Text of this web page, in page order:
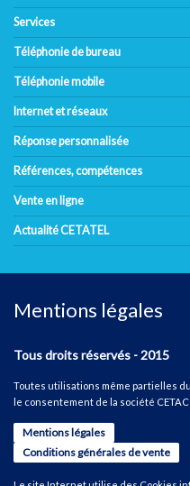
Services
Téléphonie de bureau
Téléphonie mobile
Internet et réseaux
Réponse personnalisée
Références, compétences
Vente en ligne
Actualité CETATEL
Mentions légales
Tous droits réservés - 2015
Toutes utilisations même partielles
le consentement de la société
Mentions légales
Conditions générales de vente